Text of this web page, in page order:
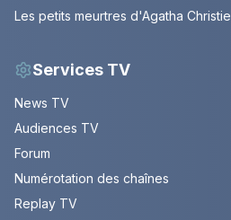
Les petits meurtres d'Agatha Christie
Services TV
News TV
Audiences TV
Forum
Numérotation des chaînes
Replay TV